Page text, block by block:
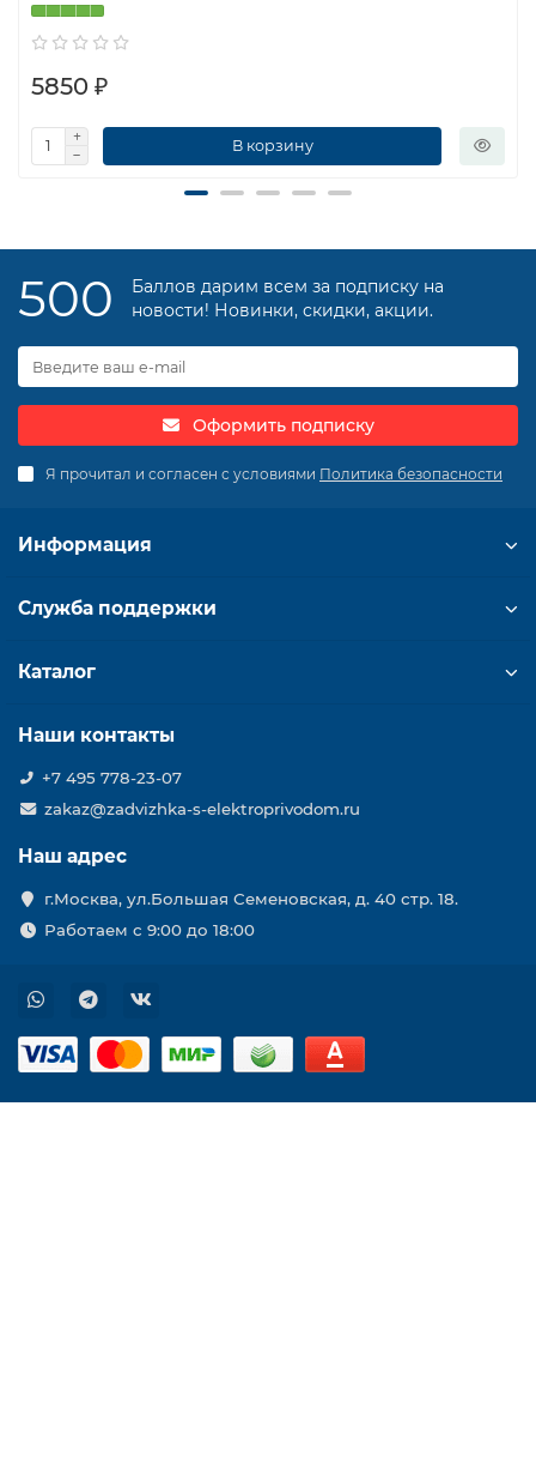
5850 ₽
В корзину
500
Баллов дарим всем за подписку на
новости! Новинки, скидки, акции.
Оформить подписку
Я прочитал и согласен с условиями Политика безопасности
Информация
Служба поддержки
Каталог
Наши контакты
+7 495 778-23-07
zakaz@zadvizhka-s-elektroprivodom.ru
Наш адрес
г.Москва, ул.Большая Семеновская, д. 40 стр. 18.
Работаем с 9:00 до 18:00